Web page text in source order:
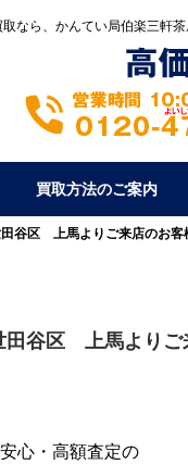
なら、かんてい局伯楽三軒
買取方法のご案内
田谷区 上馬よりご来店のお客
田谷区 上馬より
心・高額査定の